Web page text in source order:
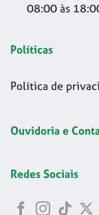
08:00 às
Políticas
Política de
Ouvidoria e
Redes Sociais